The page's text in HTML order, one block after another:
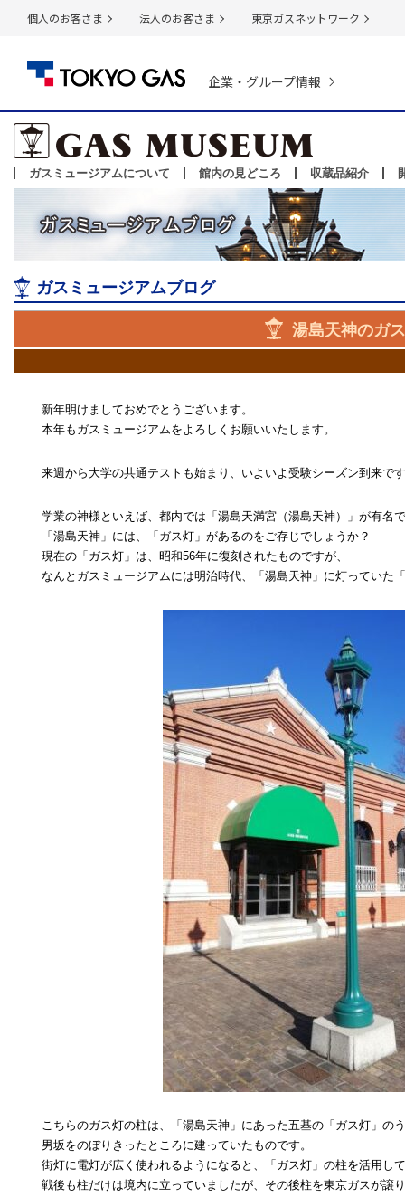
個人のお客さま 法人のお客さま 東京ガスネットワーク
企業・グループ情報
ガスミュージアムについて 館内の見どころ 収蔵品紹介
ガスミュージアムブログ
湯島天神のガ
新年明けましておめでとうございます。
本年もガスミュージアムをよろしくお願いいたします。
来週から大学の共通テストも始まり、いよいよ受験シーズン到来で
学業の神様といえば、都内では「湯島天満宮（湯島天神）」が有名
「湯島天神」には、「ガス灯」があるのをご存じでしょうか？
現在の「ガス灯」は、昭和56年に復刻されたものですが、
なんとガスミュージアムには明治時代、「湯島天神」に灯っていた
こちらのガス灯の柱は、「湯島天神」にあった五基の「ガス灯」の
男坂をのぼりきったところに建っていたものです。
街灯に電灯が広く使われるようになると、「ガス灯」の柱を活用し
戦後も柱だけは境内に立っていましたが、その後柱を東京ガスが譲